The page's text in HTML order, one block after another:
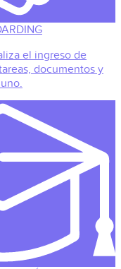
el ingreso de
documentos y